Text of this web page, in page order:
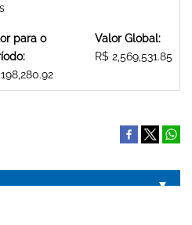
para o
Valor Global:
R$ 2,569,531.85